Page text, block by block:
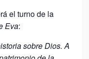
el turno de la
Eva:
sobre Dios. A